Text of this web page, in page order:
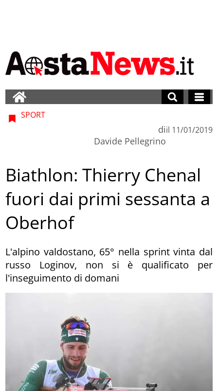
SPORT
di
Davide Pellegrino
il 11/01/2019
Biathlon: Thierry Chenal
fuori dai primi sessanta a
Oberhof
L'alpino valdostano, 65° nella sprint vinta dal
russo Loginov, non si è qualificato per
l'inseguimento di domani